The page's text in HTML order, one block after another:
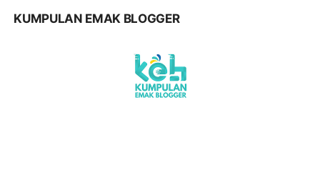
KUMPULAN EMAK BLOGGER